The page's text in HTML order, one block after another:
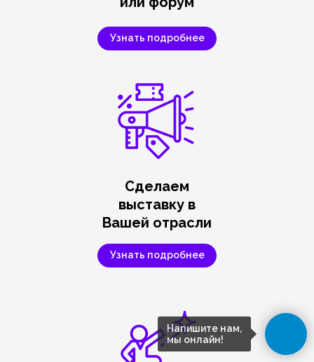
Сделаем
выставку в
Вашей отрасли
Узнать подробнее
Узнать подробнее
Напишите нам,
мы онлайн!